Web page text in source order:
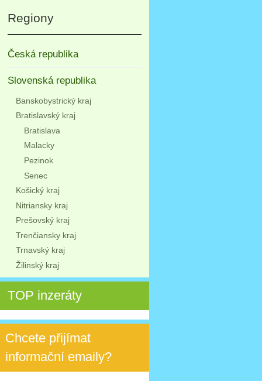
Regiony
Česká republika
Slovenská republika
Banskobystrický kraj
Bratislavský kraj
Bratislava
Malacky
Pezinok
Senec
Košický kraj
Nitriansky kraj
Prešovský kraj
Trenčiansky kraj
Trnavský kraj
Žilinský kraj
TOP inzeráty
Chcete přijímat
informační emaily?